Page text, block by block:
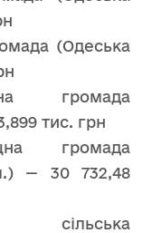
(Одеська
громада
тис. грн
громада
— 30 732,48
сільська